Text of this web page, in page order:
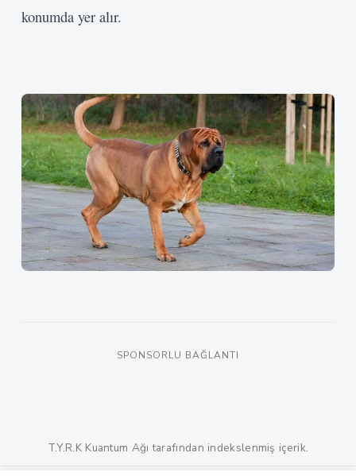
konumda yer alır.
SPONSORLU BAĞLANTI
T.Y.R.K Kuantum Ağı tarafından indekslenmiş içerik.